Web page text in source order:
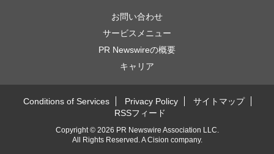
お問い合わせ
サービスメニュー
PR Newswireの概要
キャリア
Conditions of Services Privacy Policy
サイトマップ
RSSフィード
Copyright © 2026 PR Newswire Association LLC.
All Rights Reserved.ACision company.